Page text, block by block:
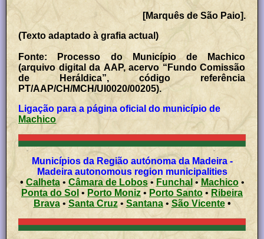
[Marquês de São Paio].
(Texto adaptado à grafia actual)
Fonte: Processo do Município de Machico
(arquivo digital da AAP, acervo “Fundo Comissão
de Heráldica”, código referência
PT/AAP/CH/MCH/UI0020/00205).
Ligação para a página oficial do município de
Machico
Municípios da Região autónoma da Madeira -
Madeira autonomous region municipalities
• Calheta• Câmara de Lobos• Funchal • Machico•
Ponta do Sol • Porto Moniz •Porto Santo • Ribeira
Brava• Santa Cruz• Santana• São Vicente •